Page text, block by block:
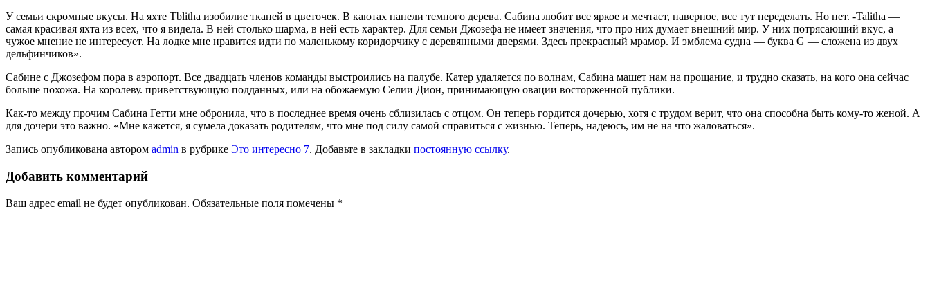
У семьи скромные вкусы. На яхте Tblitha изобилие тканей в цветочек. В каютах панели темного дерева. Сабина любит все яркое и мечтает, наверное, все тут переде­лать. Но нет. -Talitha —
самая красивая яхта из всех, что я видела. В ней столько шарма, в ней есть характер. Для семьи Джозефа не имеет значения, что про них думает внешний мир. У них потрясающий вкус, а
чужое мнение не интересует. На лодке мне нравится идти по маленькому кори­дорчику с деревянными дверями. Здесь прекрасный мрамор. И эмблема судна — буква G — сложена из двух
дельфинчиков».
Сабине с Джозефом пора в аэропорт. Все двадцать членов команды выстроились на палубе. Катер удаляется по волнам, Сабина машет нам на прощание, и трудно сказать, на кого она сейчас
больше похожа. На ко­ролеву. приветствующую подданных, или на обожаемую Селии Дион, принимающую овации восторженной публики.
Как-то между прочим Сабина Гетти мне обронила, что в последнее время очень сблизилась с отцом. Он теперь гордится дочерью, хотя с трудом верит, что она спо­собна быть кому-то женой. А
для дочери это важно. «Мне кажется, я сумела дока­зать родителям, что мне под силу самой справиться с жизнью. Теперь, надеюсь, им не на что жаловаться».
Запись опубликована автором admin в рубрике Это интересно 7. Добавьте в закладки постоянную ссылку.
Добавить комментарий
Ваш адрес email не будет опубликован. Обязательные поля помечены *